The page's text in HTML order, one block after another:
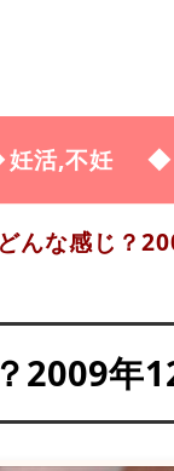
妊活,不妊
んな感じ？
2009年